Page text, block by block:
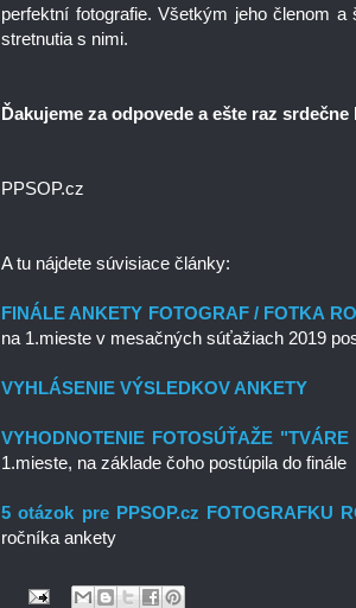
perfektní fotografie. Všetkým jeho členom
stretnutia s nimi.
Ďakujeme za odpovede a ešte raz srdečne
PPSOP.cz
A tu nájdete súvisiace články:
FINÁLE ANKETY FOTOGRAF / FOTKA
na 1.mieste v mesačných súťažiach 2019
VYHLÁSENIE VÝSLEDKOV ANKETY
VYHODNOTENIE FOTOSÚŤAŽE
1.mieste, na základe čoho postúpila do finále
5 otázok pre PPSOP.cz FOTOGRAFKU
ročníka ankety